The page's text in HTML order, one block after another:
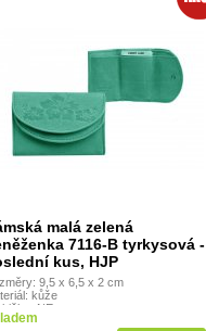
malá zelená
7116-B tyrkysová -
kus, HJP
9,5 x 6,5 x 2 cm
kůže
NE